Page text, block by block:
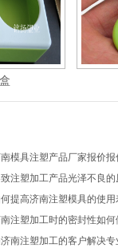
模具注塑产品厂家报价报
注塑加工产品光泽不良的
提高济南注塑模具的使用
注塑加工时的密封性如何
南注塑加工的客户解决专